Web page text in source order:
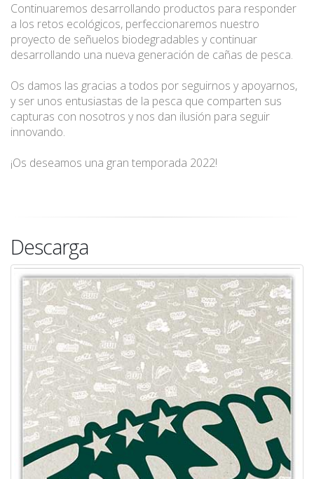
Continuaremos desarrollando productos para responder
a los retos ecológicos, perfeccionaremos nuestro
proyecto de señuelos biodegradables y continuar
desarrollando una nueva generación de cañas de pesca.
Os damos las gracias a todos por seguirnos y apoyarnos,
y ser unos entusiastas de la pesca que comparten sus
capturas con nosotros y nos dan ilusión para seguir
innovando.
¡Os deseamos una gran temporada 2022!
Descarga